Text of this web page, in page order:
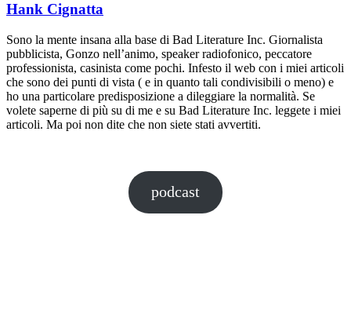
Hank Cignatta
Sono la mente insana alla base di Bad Literature Inc. Giornalista
pubblicista, Gonzo nell’animo, speaker radiofonico, peccatore
professionista, casinista come pochi. Infesto il web con i miei articoli
che sono dei punti di vista ( e in quanto tali condivisibili o meno) e
ho una particolare predisposizione a dileggiare la normalità. Se
volete saperne di più su di me e su Bad Literature Inc. leggete i miei
articoli. Ma poi non dite che non siete stati avvertiti.
podcast